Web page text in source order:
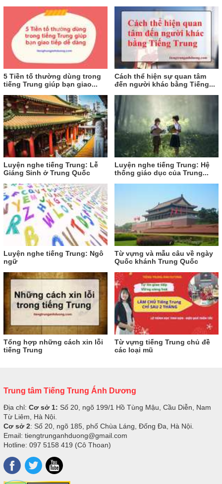
5 Tiền tố thường dùng trong
tiếng Trung giúp bạn giao...
Cách thể hiện sự quan tâm
đến người khác bằng Tiếng...
Luyện nghe tiếng Trung: Lễ
Giáng Sinh ở Trung Quốc
Luyện nghe tiếng Trung: Hệ
thống giáo dục của Trung...
Luyện nghe tiếng Trung: Ngô
ngữ
Từ vựng và mẫu câu về ngày
Quốc khánh Trung Quốc
Tổng hợp những cách xin lỗi
tiếng Trung
Từ vựng tiếng Trung chủ đề
các loại mũ
Trung tâm Tiếng Trung Ánh Dương
Địa chỉ: Cơ sở 1: Số 20, ngõ 199/1 Hồ Tùng Mậu, Cầu Diễn, Nam
Từ Liêm, Hà Nội.
Cơ sở 2: Số 20, ngõ 185, phố Chùa Láng, Đống Đa, Hà Nội.
Email: tiengtrunganhduong@gmail.com
Hotline: 097 5158 419 (Cô Thoan)